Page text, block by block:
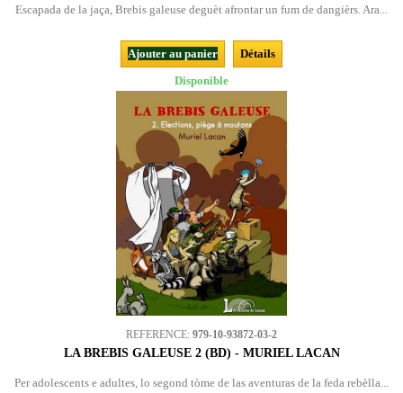
Escapada de la jaça, Brebis galeuse deguèt afrontar un fum de dangièrs. Ara...
Ajouter au panier
Détails
Disponible
REFERENCE: 979-10-93872-03-2
LA BREBIS GALEUSE 2 (BD) - MURIEL LACAN
Per adolescents e adultes, lo segond tòme de las aventuras de la feda rebèlla...